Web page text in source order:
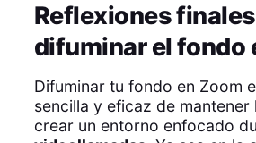
Reflexiones
difuminar el fondo
Difuminar tu fondo en Zoom
sencilla y eficaz de mantener
crear un entorno enfocado